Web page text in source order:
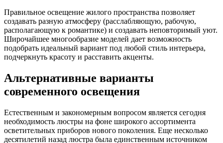
Правильное освещение жилого пространства позволяет
создавать разную атмосферу (расслабляющую, рабочую,
располагающую к романтике) и создавать неповторимый уют.
Широчайшее многообразие моделей дает возможность
подобрать идеальный вариант под любой стиль интерьера,
подчеркнуть красоту и расставить акценты.
Альтернативные варианты
современного освещения
Естественным и закономерным вопросом является сегодня
необходимость люстры на фоне широкого ассортимента
осветительных приборов нового поколения. Еще несколько
десятилетий назад люстра была единственным источником